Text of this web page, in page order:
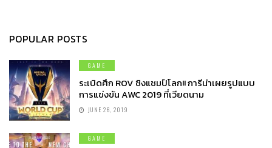
POPULAR POSTS
GAME
ระเบิดศึก ROV ชิงแชมป์โลก!! การีน่าเผยรูปแบบ
การแข่งขัน AWC 2019 ที่เวียดนาม
JUNE 26, 2019
GAME